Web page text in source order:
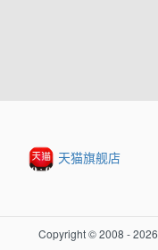
天猫旗舰店
Copyright © 2008 -